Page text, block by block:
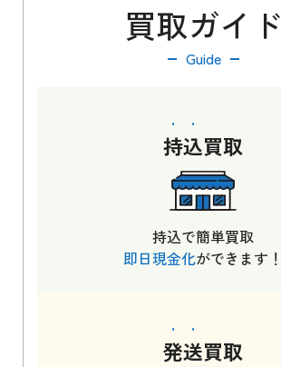
買取ガイド
Guide
持込買取
持込で簡単買取
即日現金化ができます！
発送買取